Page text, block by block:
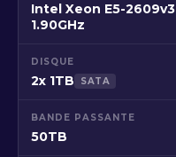
Intel Xeon E5-2609v3
1.90GHz
DISQUE
2x 1TB SATA
BANDE PASSANTE
50TB